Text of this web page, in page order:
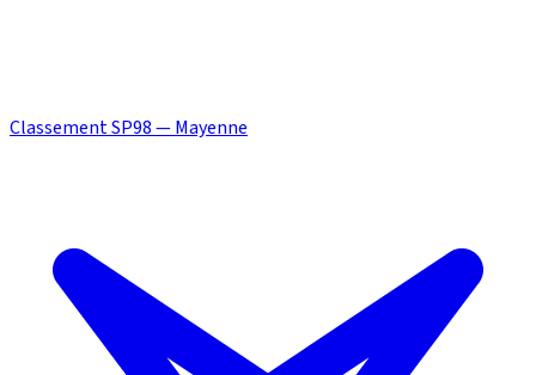
Classement SP98 — Mayenne